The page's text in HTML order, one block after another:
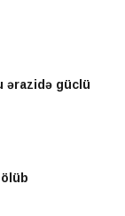
ərazidə güclü
ölüb